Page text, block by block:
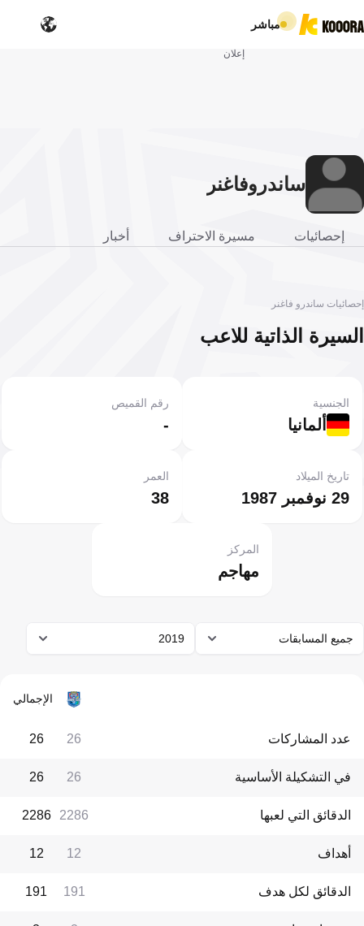
مباشر
إعلان
ساندروفاغنر
إحصائيات مسيرة الاحتراف أخبار
إحصائيات ساندرو فاغنر
السيرة الذاتية للاعب
ألمانيا
الجنسية
-
رقم القميص
29 نوفمبر 1987
تاريخ الميلاد
38
العمر
مهاجم
المركز
جميع المسابقات 2019
الإجمالي
عدد المشاركات 26
26
في التشكيلة الأساسية 26
26
الدقائق التي لعبها 2286
2286
أهداف 12
12
الدقائق لكل هدف 191
191